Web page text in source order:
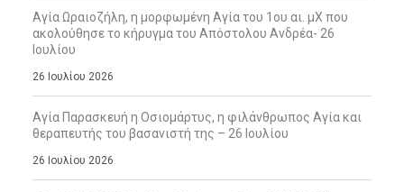
Αγία Ωραιοζήλη, η μορφωμένη Αγία του 1ου αι. μΧ που
ακολούθησε το κήρυγμα του Απόστολου Ανδρέα- 26
Ιουλίου
26 Ιουλίου 2026
Αγία Παρασκευή η Οσιομάρτυς, η φιλάνθρωπος Αγία και
θεραπευτής του βασανιστή της – 26 Ιουλίου
26 Ιουλίου 2026